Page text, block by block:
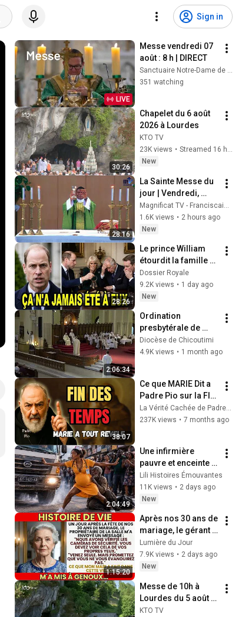
Sign in
LIVE
Messe vendredi 07
août : 8 h | DIRECT
Sanctuaire Notre-Dame de Montligeon
351 watching
30:26
Chapelet du 6 août
2026 à Lourdes
KTO TV
23K views •
Streamed 16 hours ago
New
28:16
La Sainte Messe du
jour | Vendredi,
18ème Semaine du
Temps O. | 07-08-
2026 | P. Donaciano
1.6K views • 2 hours ago
New
28:26
Le prince William
étourdit la famille
de Camilla avec une
décision
successorale
Dossier Royale
9.2K views • 1 day ago
New
2:06:34
Ordination
presbytérale de
Pascal Coudé
Diocèse de Chicoutimi
4.9K views • 1 month ago
38:07
Ce que MARIE Dit a
Padre Pio sur la FIN
DES TEMPS -
Revelation Interdite
La Vérité Cachée de Padre Pio
237K views • 7 months ago
2:04:49
Une infirmière
pauvre et enceinte
sauve un sans-abri,
ignorant qu'il est le
père d'un
Lili Histoires Émouvantes
11K views • 2 days ago
New
1:15:20
Après nos 30 ans de
mariage, le gérant
m'a dit : "Venez
seule voir les
caméras,
Lumière du Jour
7.9K views • 2 days ago
New
Messe de 10h à
Lourdes du 5 août
2025
KTO TV